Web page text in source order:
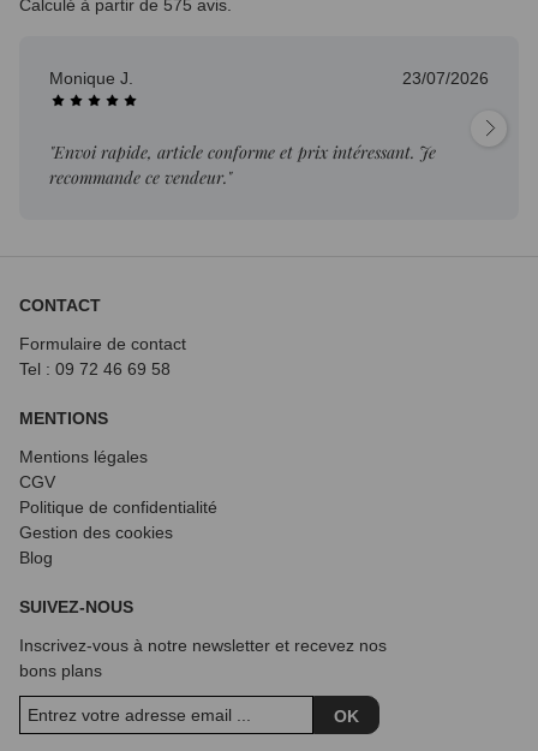
Calculé à partir de 575 avis.
Monique J. 23/07/2026
"Envoi rapide, article conforme et prix intéressant. Je
recommande ce vendeur."
CONTACT
Formulaire de contact
Tel : 09 72 46 69 58
MENTIONS
Mentions légales
CGV
Politique de confidentialité
Gestion des cookies
Blog
SUIVEZ-NOUS
Inscrivez-vous à notre newsletter et recevez nos
bons plans
OK